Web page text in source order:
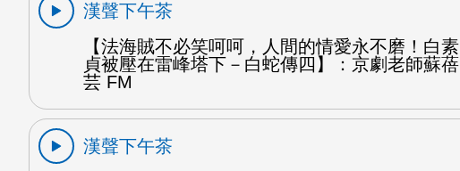
漢聲下午茶
【法海賊不必笑呵呵，人間的情愛永不磨！白素
貞被壓在雷峰塔下－白蛇傳四】：京劇老師蘇蓓
芸 FM
漢聲下午茶